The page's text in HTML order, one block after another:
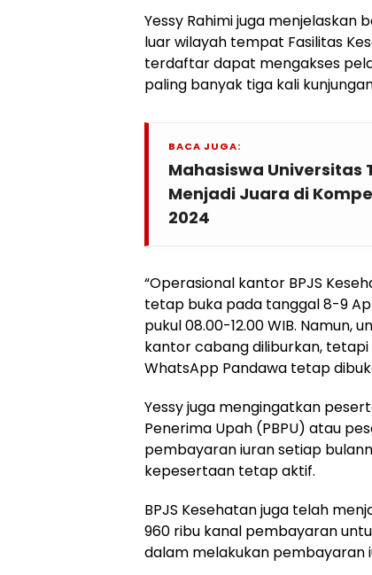
Yessy Rahimi juga menjelaskan
luar wilayah tempat Fasilitas
terdaftar dapat mengakses
paling banyak tiga kali
BACA JUGA:
Mahasiswa Universitas
Menjadi Juara di
2024
“Operasional kantor BPJS
tetap buka pada tanggal 8-9
pukul 08.00-12.00 WIB. Namun,
kantor cabang diliburkan,
WhatsApp Pandawa tetap
Yessy juga mengingatkan
Penerima Upah (PBPU) atau
pembayaran iuran setiap
kepesertaan tetap aktif.
BPJS Kesehatan juga telah
960 ribu kanal pembayaran
dalam melakukan pembayaran